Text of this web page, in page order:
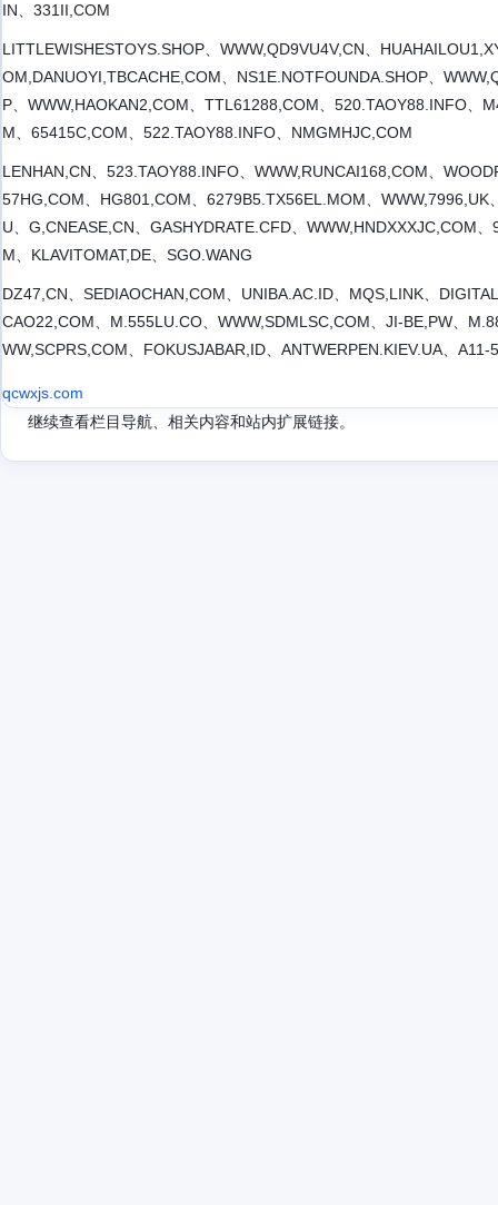
IN、331II,COM
LITTLEWISHESTOYS.SHOP、WWW,QD9VU4V,CN、
OM,DANUOYI,TBCACHE,COM、NS1E.NOTFOUNDA.SHOP、
P、WWW,HAOKAN2,COM、TTL61288,COM、520.TAOY88.INFO、
M、65415C,COM、522.TAOY88.INFO、NMGMHJC,COM
LENHAN,CN、523.TAOY88.INFO、WWW,RUNCAI168,COM、
57HG,COM、HG801,COM、6279B5.TX56EL.MOM、
U、G,CNEASE,CN、GASHYDRATE.CFD、WWW,HNDXXXJC,COM
M、KLAVITOMAT,DE、SGO.WANG
DZ47,CN、SEDIAOCHAN,COM、UNIBA.AC.ID、MQS,LINK、
CAO22,COM、M.555LU.CO、WWW,SDMLSC,COM、JI-BE,PW、
WW,SCPRS,COM、FOKUSJABAR,ID、ANTWERPEN.KIEV.UA、
qcwxjs.com
继续查看栏目导航、相关内容和站内扩展链接。